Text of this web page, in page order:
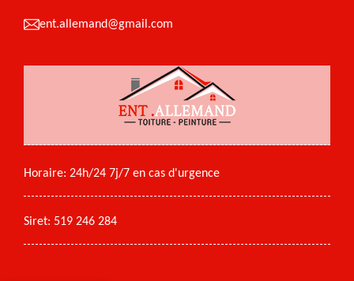
ent.allemand@gmail.com
Horaire: 24h/24 7j/7 en cas d'urgence
Siret: 519 246 284